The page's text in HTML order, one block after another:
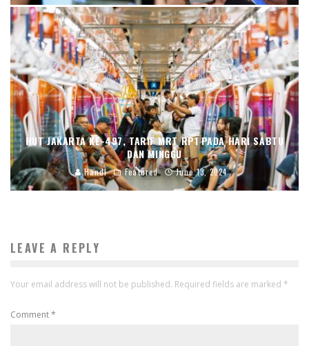
HUT JAKARTA KE-497, TARIF MRT RP1 PADA HARI SABTU
DAN MINGGU
Handi Featured June 13, 2024
LEAVE A REPLY
Your email address will not be published. Required fields are marked *
Comment*